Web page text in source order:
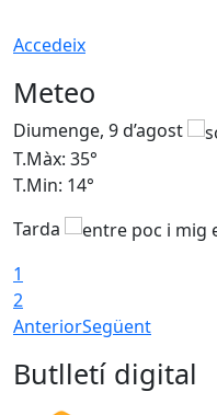
Accedeix
Meteo
Diumenge, 9 d’agost
T.Màx: 35°
T.Min: 14°
Tarda
1
2
AnteriorSegüent
Butlletí digital